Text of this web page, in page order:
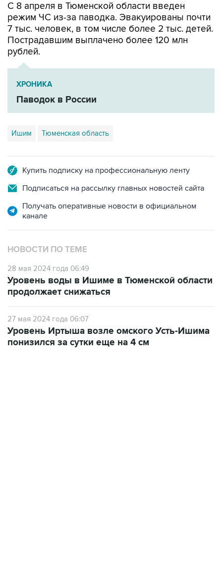
С 8 апреля в Тюменской области введен
режим ЧС из-за паводка. Эвакуированы почти
7 тыс. человек, в том числе более 2 тыс. детей.
Пострадавшим выплачено более 120 млн
рублей.
ХРОНИКА
Паводок в России
Ишим Тюменская область
Купить подписку на профессиональную ленту
Подписаться на рассылку главных новостей сайта
Получать оперативные новости в официальном
канале
НОВОСТИ ПО ТЕМЕ
28 мая 2024 года 06:49
Уровень воды в Ишиме в Тюменской области
продолжает снижаться
27 мая 2024 года 06:07
Уровень Иртыша возле омского Усть-Ишима
понизился за сутки еще на 4 см